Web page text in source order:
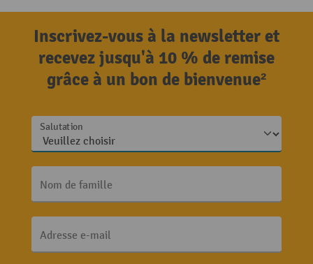
Inscrivez-vous à la newsletter et
recevez jusqu'à 10 % de remise
grâce à un bon de bienvenue²
Salutation
Nom de famille
Adresse e-mail